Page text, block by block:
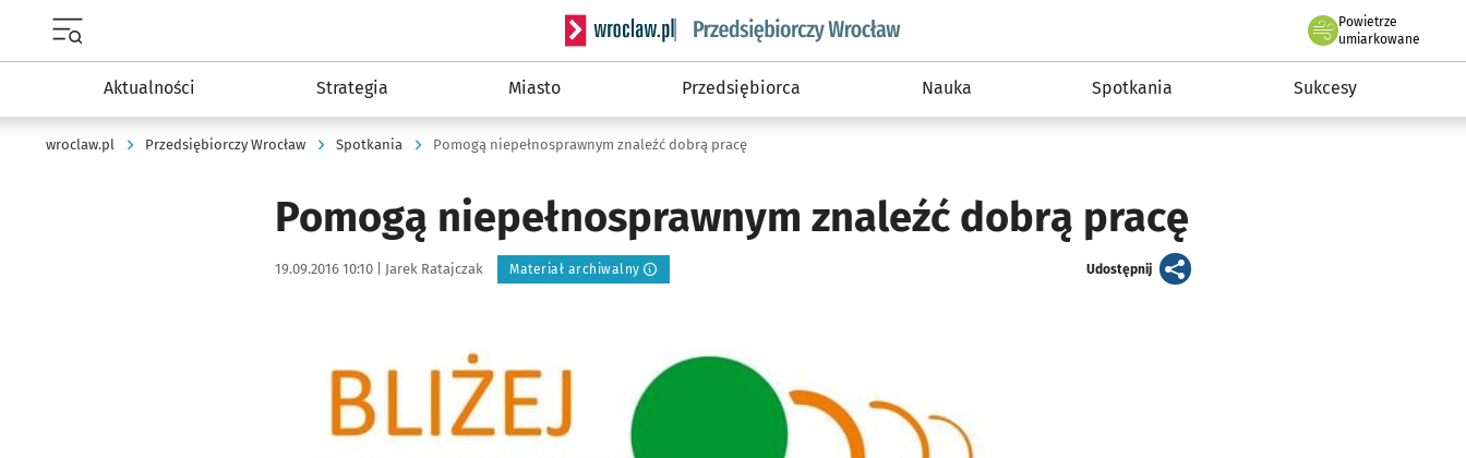
Serwis informacyjny wroclaw.pl podserwis: Strategia rozwoju przedsiębiorczości miasta Wrocławia
Powietrze
we Wrocławiu
umiarkowane
Aktualności Strategia Miasto Przedsiębiorca Nauka Spotkania Sukcesy
wroclaw.pl Przedsiębiorczy Wrocław Spotkania Pomogą niepełnosprawnym znaleźć dobrą pracę
Pomogą niepełnosprawnym znaleźć dobrą pracę
Data publikacji:
19.09.2016 10:10 | Autor:
Jarek Ratajczak Materiał archiwalny Udostępnijartykuł